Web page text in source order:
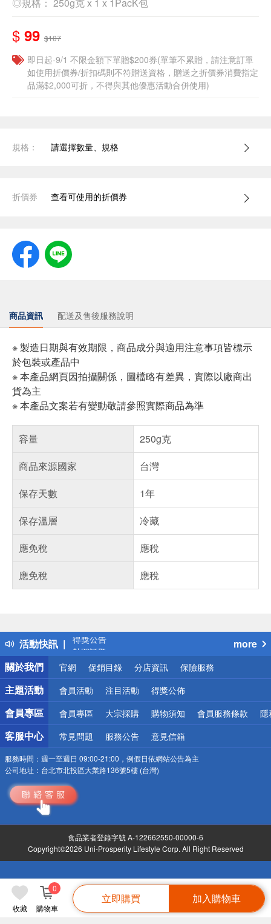
$ 99 $107
即日起-9/1 不限金額下單贈$200券(單筆不累贈，請注意訂單
如使用折價券/折扣碼則不符贈送資格，贈送之折價券消費指定
品滿$2,000可折，不得與其他優惠活動合併使用)
收藏 購物車
0
立即購買 加入購物車
規格： 請選擇數量、規格
折價券 查看可使用的折價券
商品資訊 配送及售後服務說明
※ 製造日期與有效期限，商品成分與適用注意事項皆標示
於包裝或產品中
※ 本產品網頁因拍攝關係，圖檔略有差異，實際以廠商出
貨為主
※ 本產品文案若有變動敬請參照實際商品為準
容量
250g克
商品來源國家
台灣
保存天數
1年
保存溫層
冷藏
應免稅
應稅
應免稅
應稅
活動快訊
得獎公告
熱門話題
銀行優惠
偏遠地區配送
詐騙網頁！請小心！
more
關於我們
官網 促銷目錄 分店資訊 保險服務
主題活動 會員活動 注目活動 得獎公佈
會員專區 會員專區 大宗採購 購物須知 會員服務條款 隱
客服中心 常見問題 服務公告 意見信箱
服務時間： 週一至週日 09:00-21:00，例假日依網站公告為主
公司地址： 台北市北投區大業路136號5樓 (台灣)
食品業者登錄字號 A-122662550-00000-6
Copyright©2026 Uni-Prosperity Lifestyle Corp. All Right Reserved